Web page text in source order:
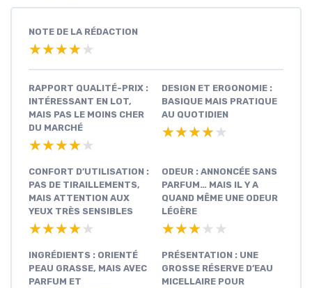
NOTE DE LA RÉDACTION
★★★★★
★★★★★
RAPPORT QUALITÉ-PRIX :
INTÉRESSANT EN LOT,
MAIS PAS LE MOINS CHER
DU MARCHÉ
★★★★★
★★★★★
DESIGN ET ERGONOMIE :
BASIQUE MAIS PRATIQUE
AU QUOTIDIEN
★★★★★
★★★★★
CONFORT D’UTILISATION :
PAS DE TIRAILLEMENTS,
MAIS ATTENTION AUX
YEUX TRÈS SENSIBLES
★★★★★
★★★★★
ODEUR : ANNONCÉE SANS
PARFUM… MAIS IL Y A
QUAND MÊME UNE ODEUR
LÉGÈRE
★★★★★
★★★★★
INGRÉDIENTS : ORIENTÉ
PEAU GRASSE, MAIS AVEC
PARFUM ET
PRÉSENTATION : UNE
GROSSE RÉSERVE D’EAU
MICELLAIRE POUR